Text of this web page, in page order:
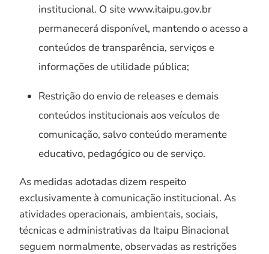
institucional. O site www.itaipu.gov.br
permanecerá disponível, mantendo o acesso a
conteúdos de transparência, serviços e
informações de utilidade pública;
Restrição do envio de releases e demais
conteúdos institucionais aos veículos de
comunicação, salvo conteúdo meramente
educativo, pedagógico ou de serviço.
As medidas adotadas dizem respeito
exclusivamente à comunicação institucional. As
atividades operacionais, ambientais, sociais,
técnicas e administrativas da Itaipu Binacional
seguem normalmente, observadas as restrições